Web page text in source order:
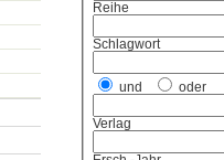
Reihe
Schlagwort
und oder
Verlag